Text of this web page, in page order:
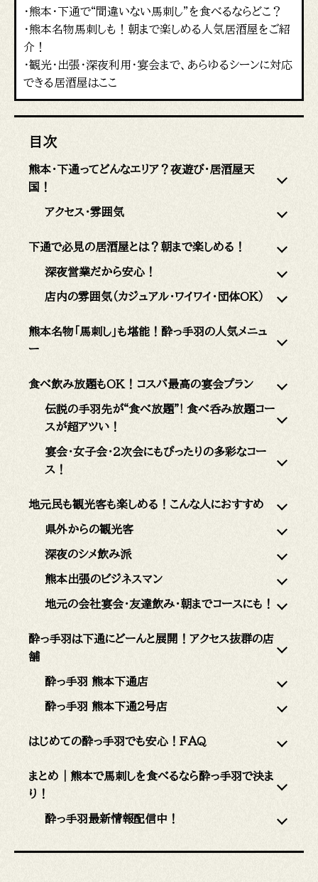
・熊本・下通で“間違いない馬刺し”を食べるならどこ？
・熊本名物馬刺しも！朝まで楽しめる人気居酒屋をご紹
介！
・観光・出張・深夜利用・宴会まで、あらゆるシーンに対応
できる居酒屋はここ
目次
熊本・下通ってどんなエリア？夜遊び・居酒屋天
国！
アクセス・雰囲気
下通で必見の居酒屋とは？朝まで楽しめる！
深夜営業だから安心！
店内の雰囲気（カジュアル・ワイワイ・団体OK）
熊本名物「馬刺し」も堪能！酔っ手羽の人気メニュ
ー
食べ飲み放題もOK！コスパ最高の宴会プラン
伝説の手羽先が“食べ放題”! 食べ呑み放題コー
スが超アツい！
宴会・女子会・2次会にもぴったりの多彩なコー
ス！
地元民も観光客も楽しめる！こんな人におすすめ
県外からの観光客
深夜のシメ飲み派
熊本出張のビジネスマン
地元の会社宴会・友達飲み・朝までコースにも！
酔っ手羽は下通にどーんと展開！アクセス抜群の店
舗
酔っ手羽 熊本下通店
酔っ手羽 熊本下通2号店
はじめての酔っ手羽でも安心！FAQ
まとめ｜熊本で馬刺しを食べるなら酔っ手羽で決ま
り！
酔っ手羽最新情報配信中！